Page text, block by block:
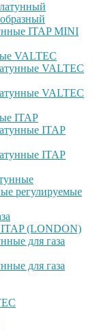
ITAP MINI
VALTEC
VALTEC
VALTEC
ITAP
ITAP
ITAP
регулируемые
(LONDON)
для газа
для газа